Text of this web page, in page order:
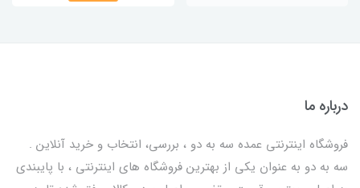
درباره ما
فروشگاه اینترنتی عمده سه به دو ، بررسی، انتخاب و خرید آنلاین .
سه به دو به عنوان یکی از بهترين فروشگاه های اینترنتی ، با پایبندی